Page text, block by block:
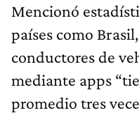
Mencionó
países como
conductores de
mediante apps
promedio tres